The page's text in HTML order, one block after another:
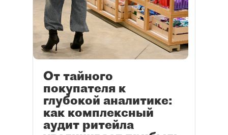
От тайного
покупателя к
глубокой аналитике:
как комплексный
аудит ритейла